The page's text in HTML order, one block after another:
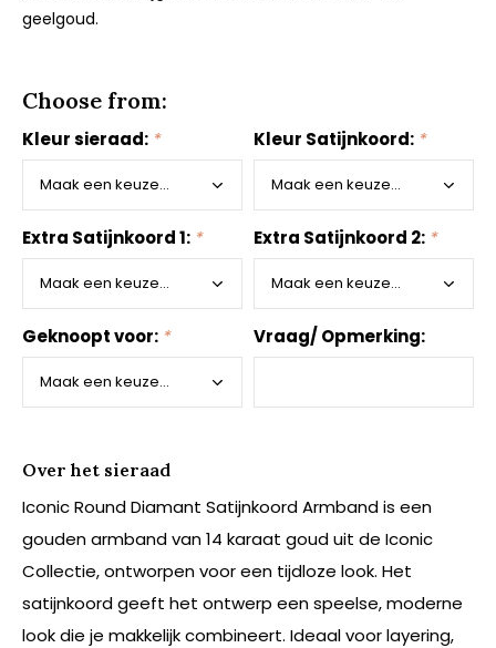
geelgoud.
Choose from:
Kleur sieraad: * Kleur Satijnkoord: *
Extra Satijnkoord 1: * Extra Satijnkoord 2: *
Geknoopt voor: * Vraag/ Opmerking:
Over het sieraad
Iconic Round Diamant Satijnkoord Armband is een
gouden armband van 14 karaat goud uit de Iconic
Collectie, ontworpen voor een tijdloze look. Het
satijnkoord geeft het ontwerp een speelse, moderne
look die je makkelijk combineert. Ideaal voor layering,